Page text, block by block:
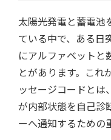
太陽光発電と蓄電池
ている中で、ある日
にアルファベットと
とがあります。これ
ッセージコードとは
が内部状態を自己診
ーへ通知するための